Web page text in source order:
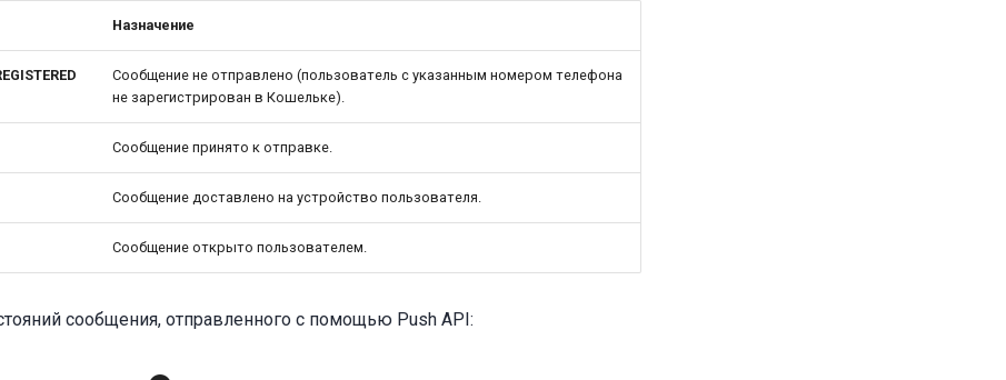
Назначение
Сообщение не отправлено (пользователь с указанным номером телефона
не зарегистрирован в Кошельке).
Сообщение принято к отправке.
Сообщение доставлено на устройство пользователя.
Сообщение открыто пользователем.
сообщения, отправленного с помощью Push API: